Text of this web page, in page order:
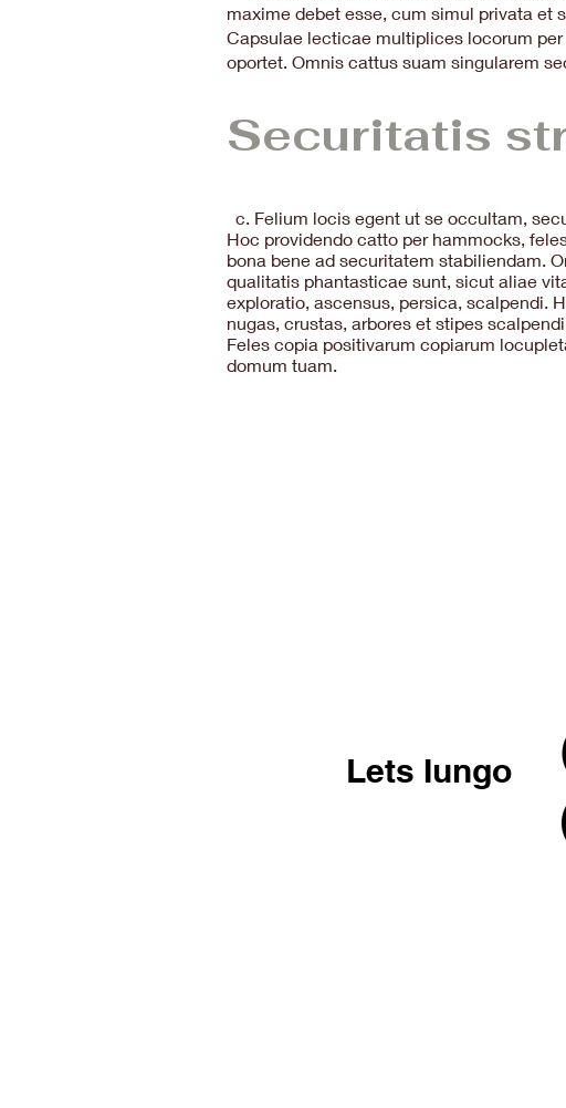
maxime debet esse, cum simul privata et
Capsulae lecticae multiplices locorum
oportet. Omnis cattus suam singularem
Securitatis
c. Felium locis egent ut se occultam,
Hoc providendo catto per hammocks,
bona bene ad securitatem stabiliendam.
qualitatis phantasticae sunt, sicut aliae
exploratio, ascensus, persica, scalpendi.
nugas, crustas, arbores et stipes
Feles copia positivarum copiarum
domum tuam.
Lets Iungo